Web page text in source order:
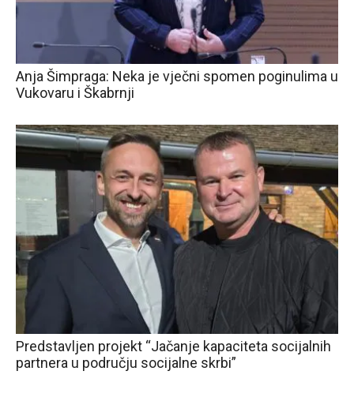
Anja Šimpraga: Neka je vječni spomen poginulima u
Vukovaru i Škabrnji
Predstavljen projekt “Jačanje kapaciteta socijalnih
partnera u području socijalne skrbi”